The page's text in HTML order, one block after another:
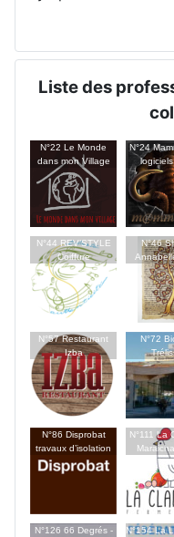
Liste des
N°22 Le Monde
dans mon Village
N°24
N°44 REV’STYLE
Coiffure
N°46
N°57 Restaurant
Izba
N°72
N°86 Disprobat
travaux d’isolation
N°111 La
N°126 66 Degrés -
N°154 La